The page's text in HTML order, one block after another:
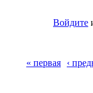
Войдите
Страницы
« первая ‹